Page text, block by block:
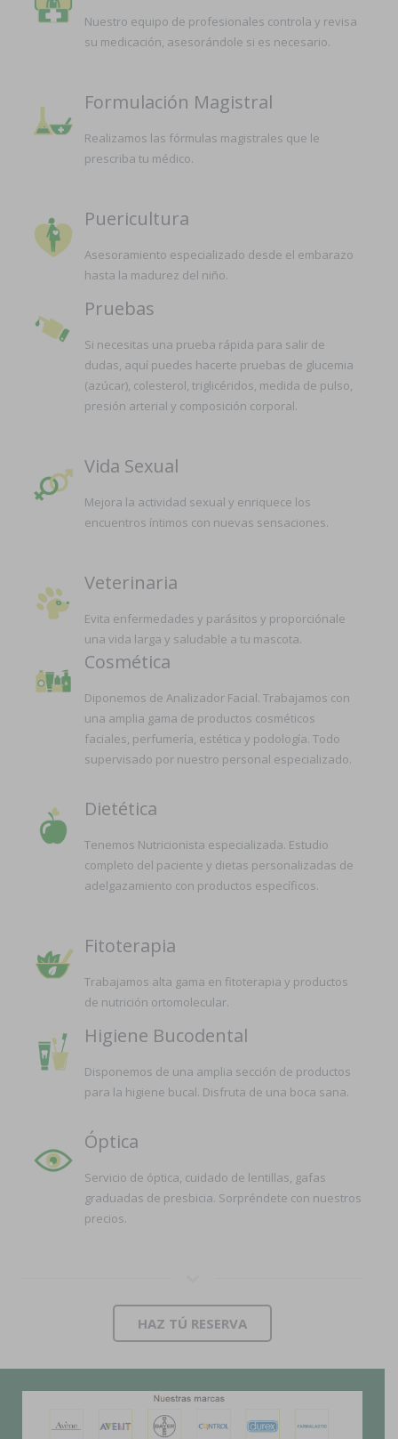
Nuestro equipo de profesionales controla y revisa
su medicación, asesorándole si es necesario.
Formulación Magistral
Realizamos las fórmulas magistrales que le
prescriba tu médico.
Puericultura
Asesoramiento especializado desde el embarazo
hasta la madurez del niño.
Pruebas
Si necesitas una prueba rápida para salir de
dudas, aquí puedes hacerte pruebas de glucemia
(azúcar), colesterol, triglicéridos, medida de pulso,
presión arterial y composición corporal.
Vida Sexual
Mejora la actividad sexual y enriquece los
encuentros íntimos con nuevas sensaciones.
Veterinaria
Evita enfermedades y parásitos y proporciónale
una vida larga y saludable a tu mascota.
Cosmética
Diponemos de Analizador Facial. Trabajamos con
una amplia gama de productos cosméticos
faciales, perfumería, estética y podología. Todo
supervisado por nuestro personal especializado.
Dietética
Tenemos Nutricionista especializada. Estudio
completo del paciente y dietas personalizadas de
adelgazamiento con productos específicos.
Fitoterapia
Trabajamos alta gama en fitoterapia y productos
de nutrición ortomolecular.
Higiene Bucodental
Disponemos de una amplia sección de productos
para la higiene bucal. Disfruta de una boca sana.
Óptica
Servicio de óptica, cuidado de lentillas, gafas
graduadas de presbicia. Sorpréndete con nuestros
precios.
HAZ TÚ RESERVA